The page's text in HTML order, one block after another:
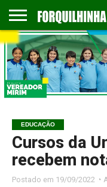
COLUNISTAS
EMPREGOS
ESPORTES
PUBLICAÇÃO
LEGAL
GASTRONOMIA
CONTATO
EDUCAÇÃO
Cursos da
recebem
Postado em 19/09/2022 ◔